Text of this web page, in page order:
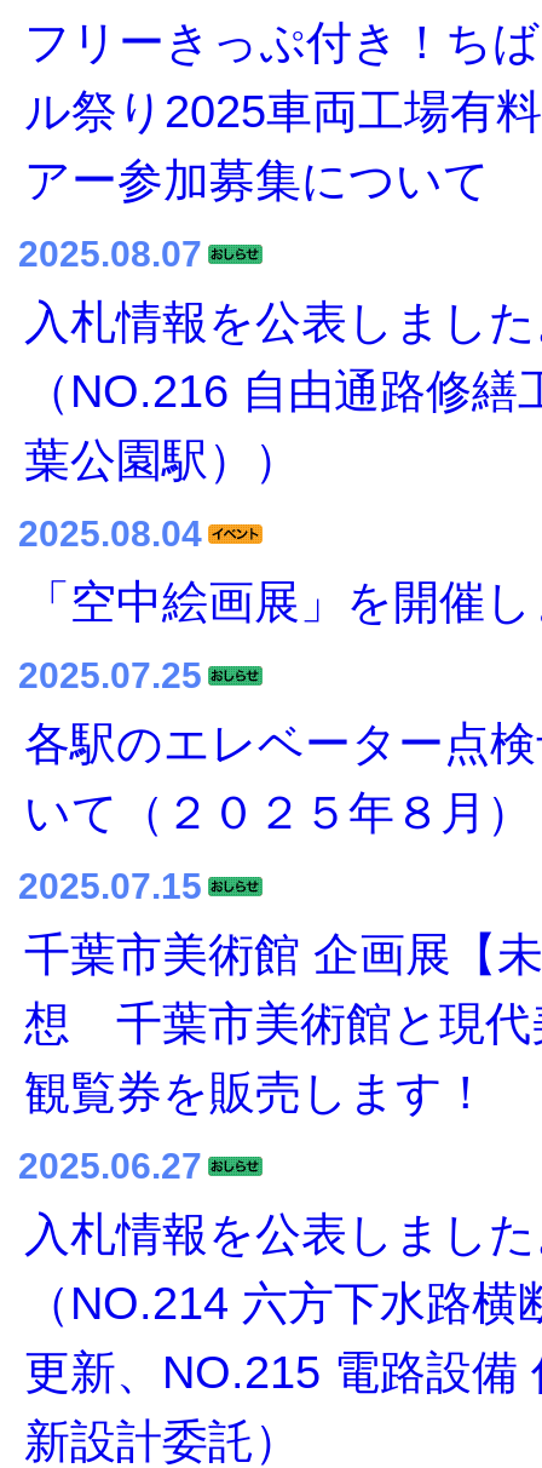
フリーきっぷ付き！ち
ル祭り2025車両工場有
アー参加募集について
2025.08.07
入札情報を公表しまし
（NO.216 自由通路修繕
葉公園駅））
2025.08.04
「空中絵画展」を開催
2025.07.25
各駅のエレベーター点
いて（２０２５年８月）
2025.07.15
千葉市美術館 企画展【
想 千葉市美術館と現代
観覧券を販売します！
2025.06.27
入札情報を公表しまし
（NO.214 六方下水路横
更新、NO.215 電路設備
新設計委託）